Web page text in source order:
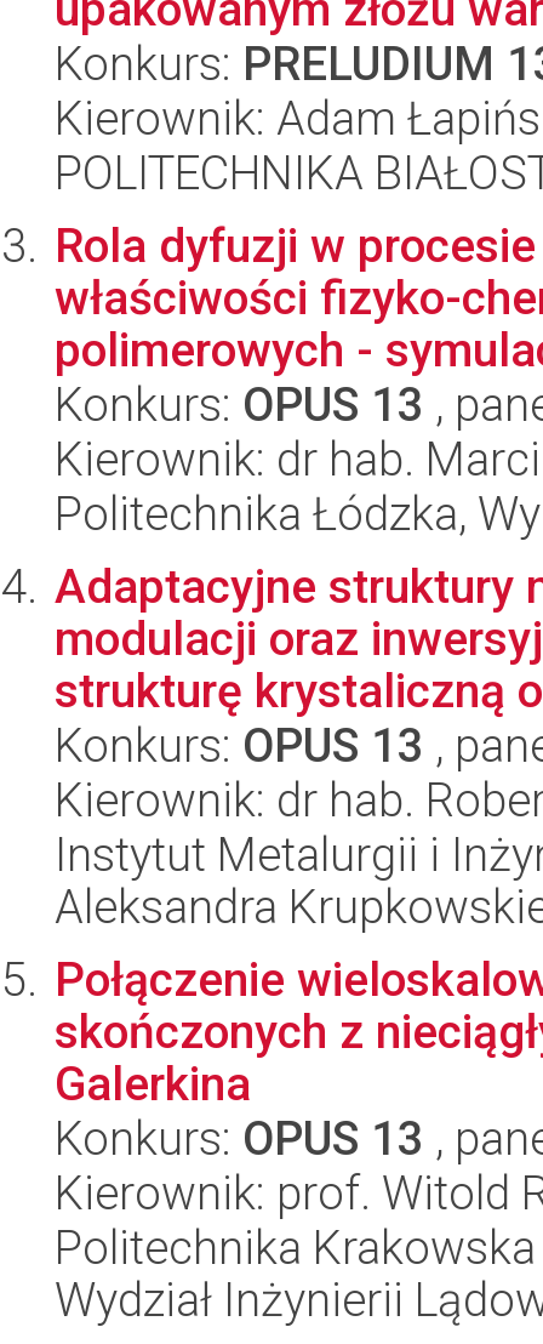
Konkurs: PRELUDIUM
Kierownik: Adam
POLITECHNIKA
Rola dyfuzji w
właściwości fizyko-
polimerowych -
Konkurs: OPUS 13 ,
Kierownik: dr hab.
Politechnika Łódzka,
Adaptacyjne struktury
modulacji oraz
strukturę krystaliczną
Konkurs: OPUS 13 ,
Kierownik: dr hab.
Instytut Metalurgii i
Aleksandra
Połączenie
skończonych z
Galerkina
Konkurs: OPUS 13 ,
Kierownik: prof. Witold
Politechnika
Wydział Inżynierii